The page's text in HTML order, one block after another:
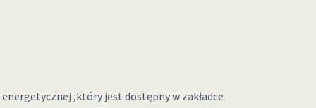
,który jest dostępny w zakładce